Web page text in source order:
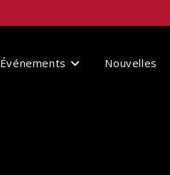
Événements Nouvelles